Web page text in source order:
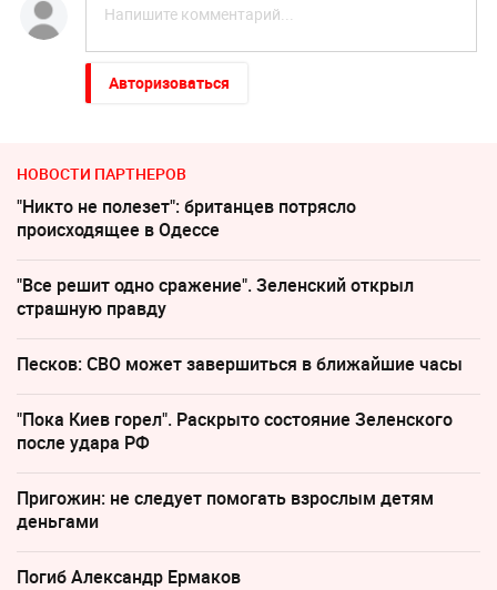
Авторизоваться
НОВОСТИ ПАРТНЕРОВ
"Никто не полезет": британцев потрясло
происходящее в Одессе
"Все решит одно сражение". Зеленский открыл
страшную правду
Песков: СВО может завершиться в ближайшие часы
"Пока Киев горел". Раскрыто состояние Зеленского
после удара РФ
Пригожин: не следует помогать взрослым детям
деньгами
Погиб Александр Ермаков